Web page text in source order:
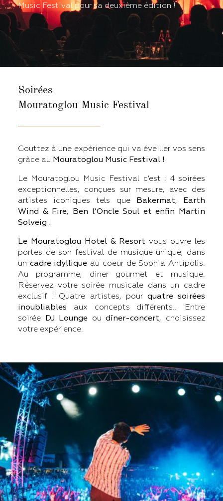
Music Festival pour sa deuxième édition !
Soirées
Mouratoglou Music Festival
Gouttez à une expérience qui va éveiller vos sens
grâce au Mouratoglou Music Festival !
Le Mouratoglou Music Festival c’est : 4 soirées
exceptionnelles, conçues sur mesure, avec des
artistes iconiques tels queBakermat, Earth
Wind & Fire, Ben l’Oncle Soul et enfin Martin
Solveig !
Le Mouratoglou Hotel & Resort vous ouvre les
portes de son festival de musique unique, dans
un cadre idyllique au coeur de Sophia Antipolis.
Au programme, diner gourmet et musique.
Réservez votre soirée musicale dans un cadre
exclusif ! Quatre artistes, pour quatre soirées
inoubliables aux concepts différents… Entre
soirée DJ Lounge oudîner-concert, choisissez
votre expérience.